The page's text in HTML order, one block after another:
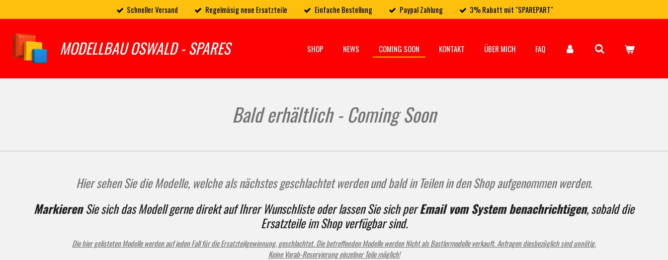
Hauptinhalt
springen
Schneller Versand Regelmäsig neue Ersatzteile Einfache Bestellung Paypal Zahlung 3% Rabatt mit "SPAREPART"
MODELLBAU OSWALD - SPARES SHOP NEWS COMING SOON KONTAKT ÜBER MICH FAQ
Bald erhältlich - Coming Soon
Hier sehen Sie die Modelle, welche als nächstes geschlachtet werden und bald in Teilen in den Shop aufgenommen werden.
MarkierenSie sich das Modell gerne direkt auf Ihrer Wunschliste oder lassen Sie sich perEmail vom System benachrichtigen, sobald die
Ersatzteile im Shop verfügbar sind.
Die hier gelisteten Modelle werden auf jeden Fall für die Ersatzteilgewinnung, geschlachtet. Die betreffenden Modelle werden Nicht als Bastlermodelle verkauft. Anfragen diesbezüglich sind unnötig.
Keine Vorab-Reservierung einzelner Teile möglich!